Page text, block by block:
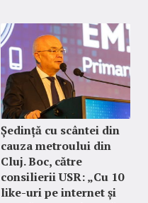
Ședință cu scântei din
cauza metroului din
Cluj. Boc, către
consilierii USR: „Cu 10
like-uri pe internet și